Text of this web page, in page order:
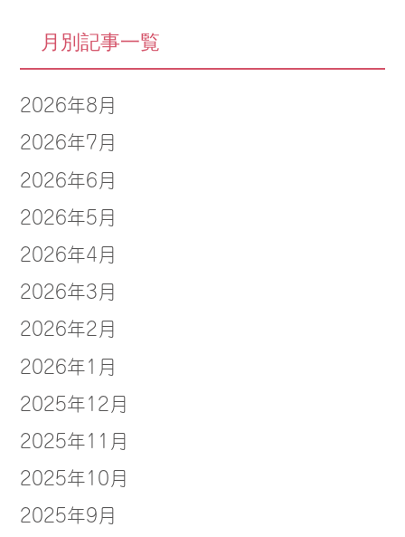
月別記事一覧
2026年8月
2026年7月
2026年6月
2026年5月
2026年4月
2026年3月
2026年2月
2026年1月
2025年12月
2025年11月
2025年10月
2025年9月